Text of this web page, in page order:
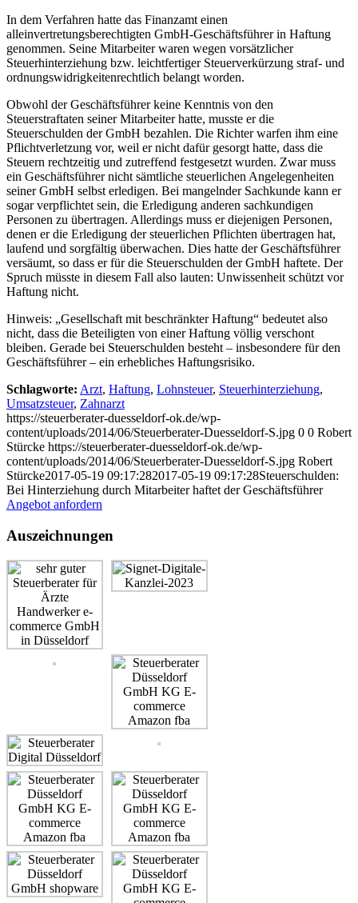
In dem Verfahren hatte das Finanzamt einen
alleinvertretungsberechtigten GmbH-Geschäftsführer in Haftung
genommen. Seine Mitarbeiter waren wegen vorsätzlicher
Steuerhinterziehung bzw. leichtfertiger Steuerverkürzung straf- und
ordnungswidrigkeitenrechtlich belangt worden.
Obwohl der Geschäftsführer keine Kenntnis von den
Steuerstraftaten seiner Mitarbeiter hatte, musste er die
Steuerschulden der GmbH bezahlen. Die Richter warfen ihm eine
Pflichtverletzung vor, weil er nicht dafür gesorgt hatte, dass die
Steuern rechtzeitig und zutreffend festgesetzt wurden. Zwar muss
ein Geschäftsführer nicht sämtliche steuerlichen Angelegenheiten
seiner GmbH selbst erledigen. Bei mangelnder Sachkunde kann er
sogar verpflichtet sein, die Erledigung anderen sachkundigen
Personen zu übertragen. Allerdings muss er diejenigen Personen,
denen er die Erledigung der steuerlichen Pflichten übertragen hat,
laufend und sorgfältig überwachen. Dies hatte der Geschäftsführer
versäumt, so dass er für die Steuerschulden der GmbH haftete. Der
Spruch müsste in diesem Fall also lauten: Unwissenheit schützt vor
Haftung nicht.
Hinweis: „Gesellschaft mit beschränkter Haftung“ bedeutet also
nicht, dass die Beteiligten von einer Haftung völlig verschont
bleiben. Gerade bei Steuerschulden besteht – insbesondere für den
Geschäftsführer – ein erhebliches Haftungsrisiko.
Schlagworte: Arzt, Haftung, Lohnsteuer, Steuerhinterziehung,
Umsatzsteuer, Zahnarzt
https://steuerberater-duesseldorf-ok.de/wp-
content/uploads/2014/06/Steuerberater-Duesseldorf-S.jpg 0 0 Robert
Stürcke https://steuerberater-duesseldorf-ok.de/wp-
content/uploads/2014/06/Steuerberater-Duesseldorf-S.jpg Robert
Stürcke2017-05-19 09:17:282017-05-19 09:17:28Steuerschulden:
Bei Hinterziehung durch Mitarbeiter haftet der Geschäftsführer
Angebot anfordern
Auszeichnungen